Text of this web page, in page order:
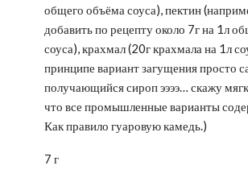
общего объёма соуса), пектин
добавить по рецепту около 7г на 1л
соуса), крахмал (20г крахмала на 1л
принципе вариант загущения просто
получающийся сироп ээээ… скажу
что все промышленные варианты
Как правило гуаровую камедь.)
7 г